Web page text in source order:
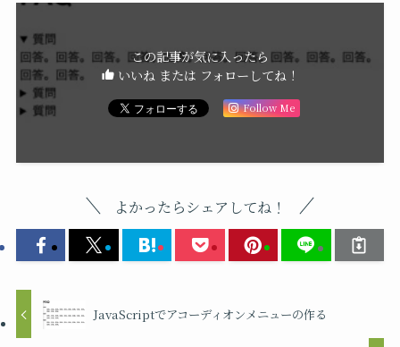
この記事が気に入ったら
いいね または フォローしてね！
Follow Me
よかったらシェアしてね！
JavaScriptでアコーディオンメニューの作る